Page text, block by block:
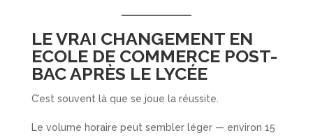
LE VRAI CHANGEMENT EN
ECOLE DE COMMERCE POST-
BAC APRÈS LE LYCÉE
C’est souvent là que se joue la réussite.
Le volume horaire peut sembler léger — environ 15